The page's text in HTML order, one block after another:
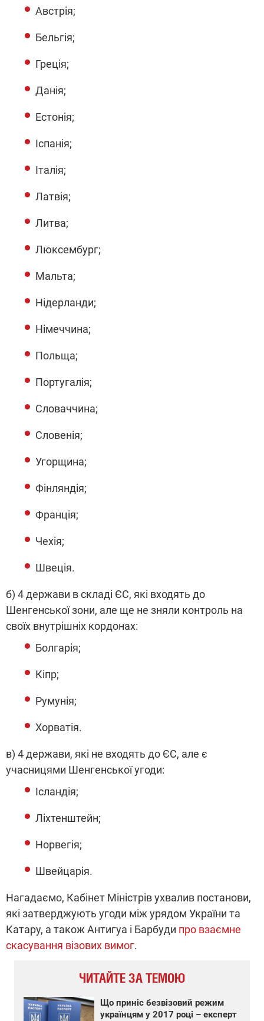
Австрія;
Бельгія;
Греція;
Данія;
Естонія;
Іспанія;
Італія;
Латвія;
Литва;
Люксембург;
Мальта;
Нідерланди;
Німеччина;
Польща;
Португалія;
Словаччина;
Словенія;
Угорщина;
Фінляндія;
Франція;
Чехія;
Швеція.
б) 4 держави в складі ЄС, які входять до
Шенгенської зони, але ще не зняли контроль на
своїх внутрішніх кордонах:
Болгарія;
Кіпр;
Румунія;
Хорватія.
в) 4 держави, які не входять до ЄС, але є
учасницями Шенгенської угоди:
Ісландія;
Ліхтенштейн;
Норвегія;
Швейцарія.
Нагадаємо, Кабінет Міністрів ухвалив постанови,
які затверджують угоди між урядом України та
Катару, а також Антигуа і Барбуди про взаємне
скасування візових вимог.
ЧИТАЙТЕ ЗА ТЕМОЮ
Що приніс безвізовий режим
українцям у 2017 році – експерт